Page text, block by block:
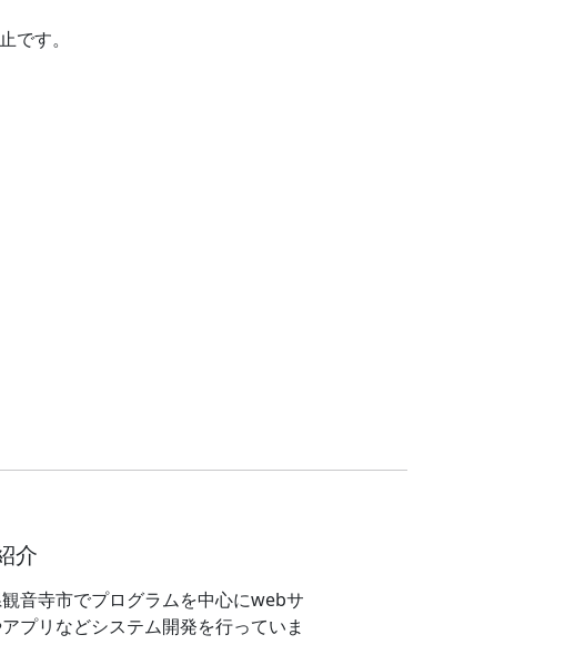
です。
介
音寺市でプログラムを中心にwebサ
プリなどシステム開発を行っていま